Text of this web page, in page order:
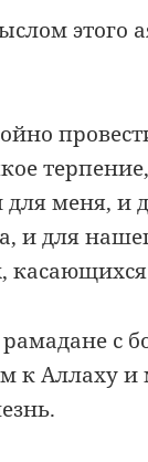
этого
меня, и
и для
рамадане с
к Аллаху и